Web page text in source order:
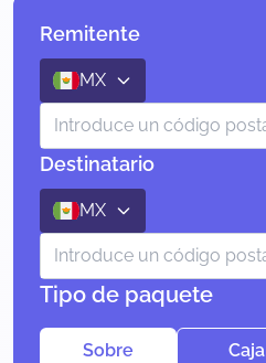
Remitente
MX
Destinatario
MX
Tipo de paquete
Sobre Caja